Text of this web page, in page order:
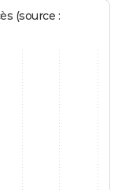
(source :